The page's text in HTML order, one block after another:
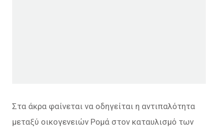
Στα άκρα φαίνεται να οδηγείται η αντιπαλότητα
μεταξύ οικογενειών Ρομά στον καταυλισμό των